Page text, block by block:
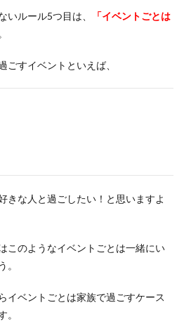
いルール5つ目は、
「イベントごとは
ごすイベントといえば、
きな人と過ごしたい！と思いますよ
このようなイベントごとは一緒にい
。
イベントごとは家族で過ごすケース
。